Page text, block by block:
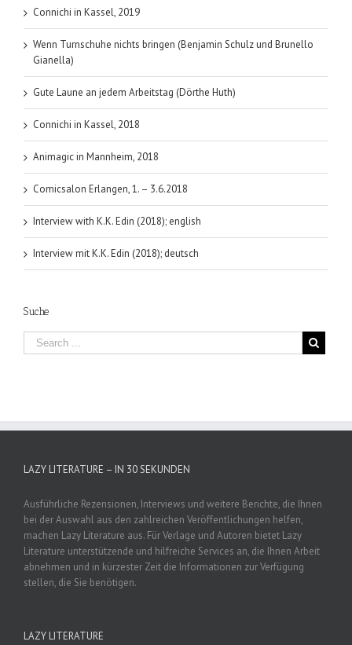
Connichi in Kassel, 2019
Wenn Turnschuhe nichts bringen (Benjamin Schulz und Brunello
Gianella)
Gute Laune an jedem Arbeitstag (Dörthe Huth)
Connichi in Kassel, 2018
Animagic in Mannheim, 2018
Comicsalon Erlangen, 1. – 3.6.2018
Interview with K.K. Edin (2018); english
Interview mit K.K. Edin (2018); deutsch
Suche
LAZY LITERATURE – IN 30 SEKUNDEN
Ausführliche Rezensionen, Interviews und weitere Berichte, die Ihnen
bei der Auswahl aus den zahlreichen Veröffentlichungen helfen,
machen Lazy Literature aus. Für Verlage und Autoren bietet Lazy
Literature unterstützende und hilfreiche Services an, die Ihnen Arbeit
abnehmen und in kürzester Zeit die Informationen zur Verfügung
stellen, die Sie benötigen.
LAZY LITERATURE